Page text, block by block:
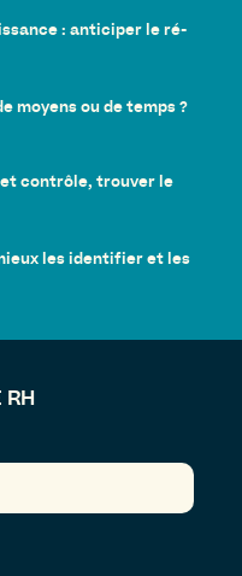
: anticiper le ré-
moyens ou de temps ?
contrôle, trouver le
les identifier et les